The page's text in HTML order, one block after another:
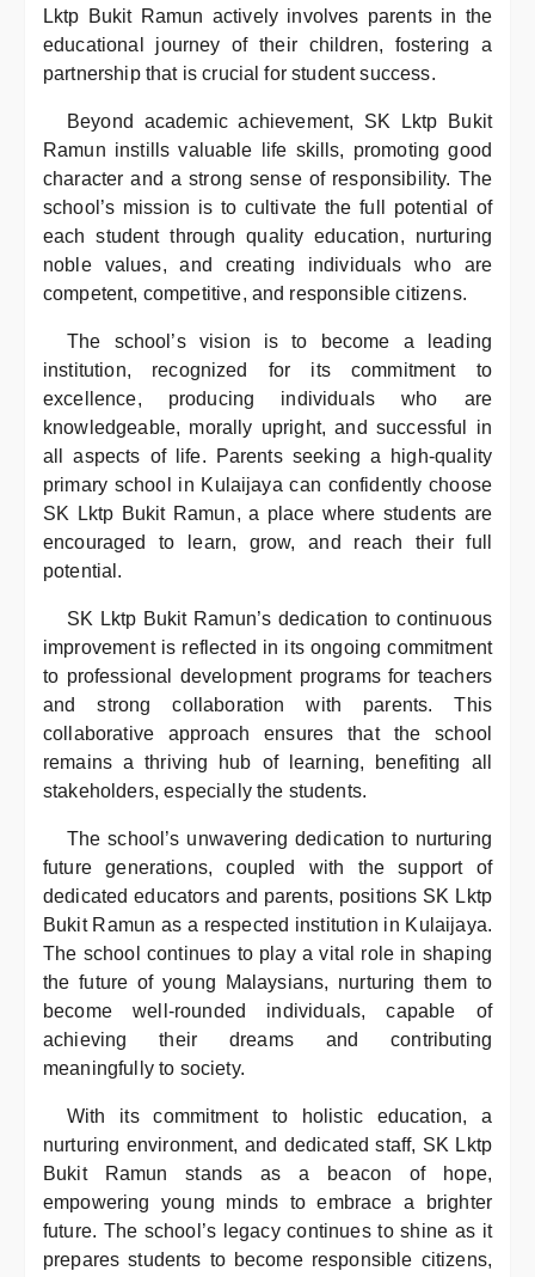
Lktp Bukit Ramun actively involves parents in the
educational journey of their children, fostering a
partnership that is crucial for student success.
Beyond academic achievement, SK Lktp Bukit
Ramun instills valuable life skills, promoting good
character and a strong sense of responsibility. The
school’s mission is to cultivate the full potential of
each student through quality education, nurturing
noble values, and creating individuals who are
competent, competitive, and responsible citizens.
The school’s vision is to become a leading
institution, recognized for its commitment to
excellence, producing individuals who are
knowledgeable, morally upright, and successful in
all aspects of life. Parents seeking a high-quality
primary school in Kulaijaya can confidently choose
SK Lktp Bukit Ramun, a place where students are
encouraged to learn, grow, and reach their full
potential.
SK Lktp Bukit Ramun’s dedication to continuous
improvement is reflected in its ongoing commitment
to professional development programs for teachers
and strong collaboration with parents. This
collaborative approach ensures that the school
remains a thriving hub of learning, benefiting all
stakeholders, especially the students.
The school’s unwavering dedication to nurturing
future generations, coupled with the support of
dedicated educators and parents, positions SK Lktp
Bukit Ramun as a respected institution in Kulaijaya.
The school continues to play a vital role in shaping
the future of young Malaysians, nurturing them to
become well-rounded individuals, capable of
achieving their dreams and contributing
meaningfully to society.
With its commitment to holistic education, a
nurturing environment, and dedicated staff, SK Lktp
Bukit Ramun stands as a beacon of hope,
empowering young minds to embrace a brighter
future. The school’s legacy continues to shine as it
prepares students to become responsible citizens,